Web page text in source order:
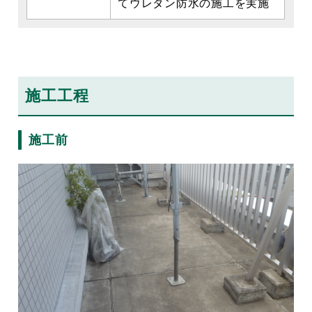
てウレタン防水の施工を実施
施工工程
施工前